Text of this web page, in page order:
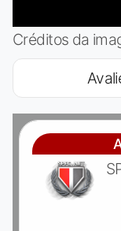
Créditos da